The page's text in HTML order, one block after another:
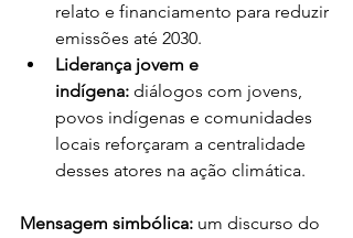
relato e financiamento para reduzir
emissões até 2030.
Liderança jovem e
indígena: diálogos com jovens,
povos indígenas e comunidades
locais reforçaram a centralidade
desses atores na ação climática.
Mensagem simbólica: um discurso do